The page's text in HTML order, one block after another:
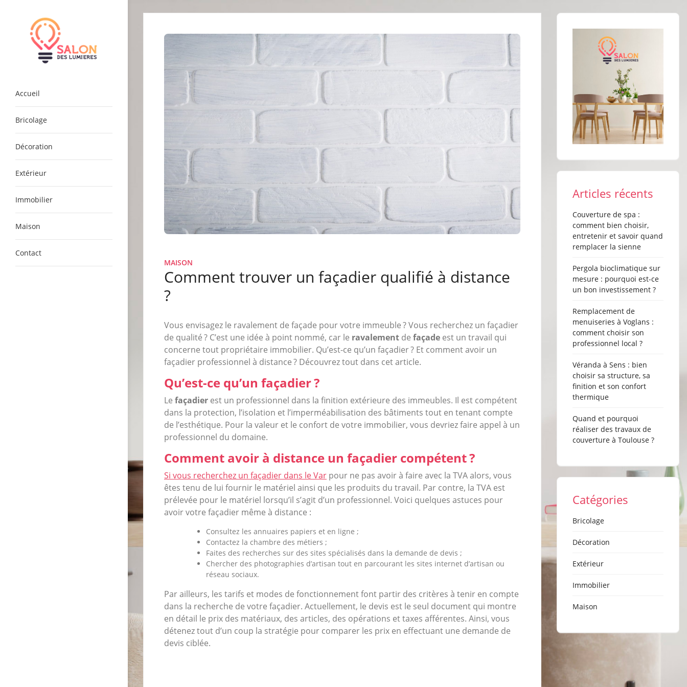
Accueil
Bricolage
Décoration
Extérieur
Immobilier
Maison
Contact
MAISON
Comment trouver un façadier qualifié à distance
?
Vous envisagez le ravalement de façade pour votre immeuble ? Vous recherchez un façadier
de qualité ? C’est une idée à point nommé, car le ravalement de façade est un travail qui
concerne tout propriétaire immobilier. Qu’est-ce qu’un façadier ? Et comment avoir un
façadier professionnel à distance ? Découvrez tout dans cet article.
Qu’est-ce qu’un façadier ?
Le façadier est un professionnel dans la finition extérieure des immeubles. Il est compétent
dans la protection, l’isolation et l’imperméabilisation des bâtiments tout en tenant compte
de l’esthétique. Pour la valeur et le confort de votre immobilier, vous devriez faire appel à un
professionnel du domaine.
Comment avoir à distance un façadier compétent ?
Si vous recherchez un façadier dans le Var pour ne pas avoir à faire avec la TVA alors, vous
êtes tenu de lui fournir le matériel ainsi que les produits du travail. Par contre, la TVA est
prélevée pour le matériel lorsqu’il s’agit d’un professionnel. Voici quelques astuces pour
avoir votre façadier même à distance :
Consultez les annuaires papiers et en ligne ;
Contactez la chambre des métiers ;
Faites des recherches sur des sites spécialisés dans la demande de devis ;
Chercher des photographies d’artisan tout en parcourant les sites internet d’artisan ou
réseau sociaux.
Par ailleurs, les tarifs et modes de fonctionnement font partir des critères à tenir en compte
dans la recherche de votre façadier. Actuellement, le devis est le seul document qui montre
en détail le prix des matériaux, des articles, des opérations et taxes afférentes. Ainsi, vous
détenez tout d’un coup la stratégie pour comparer les prix en effectuant une demande de
devis ciblée.
Articles récents
Couverture de spa :
comment bien choisir,
entretenir et savoir quand
remplacer la sienne
Pergola bioclimatique sur
mesure : pourquoi est-ce
un bon investissement ?
Remplacement de
menuiseries à Voglans :
comment choisir son
professionnel local ?
Véranda à Sens : bien
choisir sa structure, sa
finition et son confort
thermique
Quand et pourquoi
réaliser des travaux de
couverture à Toulouse ?
Catégories
Bricolage
Décoration
Extérieur
Immobilier
Maison